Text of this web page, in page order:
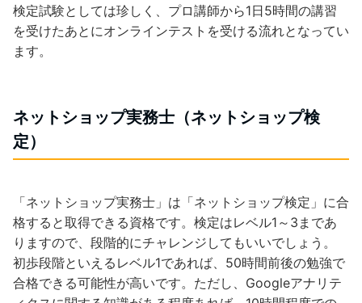
検定試験としては珍しく、プロ講師から1日5時間の講習
を受けたあとにオンラインテストを受ける流れとなってい
ます。
ネットショップ実務士（ネットショップ検
定）
「ネットショップ実務士」は「ネットショップ検定」に合
格すると取得できる資格です。検定はレベル1～3まであ
りますので、段階的にチャレンジしてもいいでしょう。
初歩段階といえるレベル1であれば、50時間前後の勉強で
合格できる可能性が高いです。ただし、Googleアナリテ